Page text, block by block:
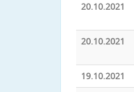
20.10.2021
20.10.2021
19.10.2021